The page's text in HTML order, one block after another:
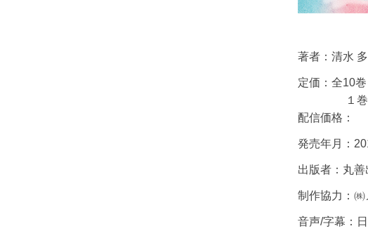
著者：清水
定価：全10
１巻
配信価格：
発売年月：
出版者：丸
制作協力：
音声/字幕：